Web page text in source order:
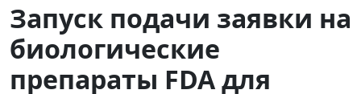
Запуск подачи заявки на
биологические
препараты FDA для